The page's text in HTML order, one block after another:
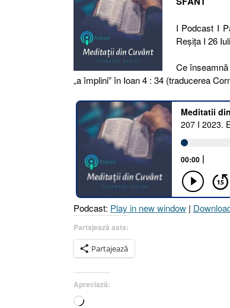
I Podcast I
Reşiţa I 26
Ce
„a împlini” în Ioan 4 : 34 (traducerea
Podcast: Play in new window |
Partajează asta:
Partajează
Apreciază:
Încarc...